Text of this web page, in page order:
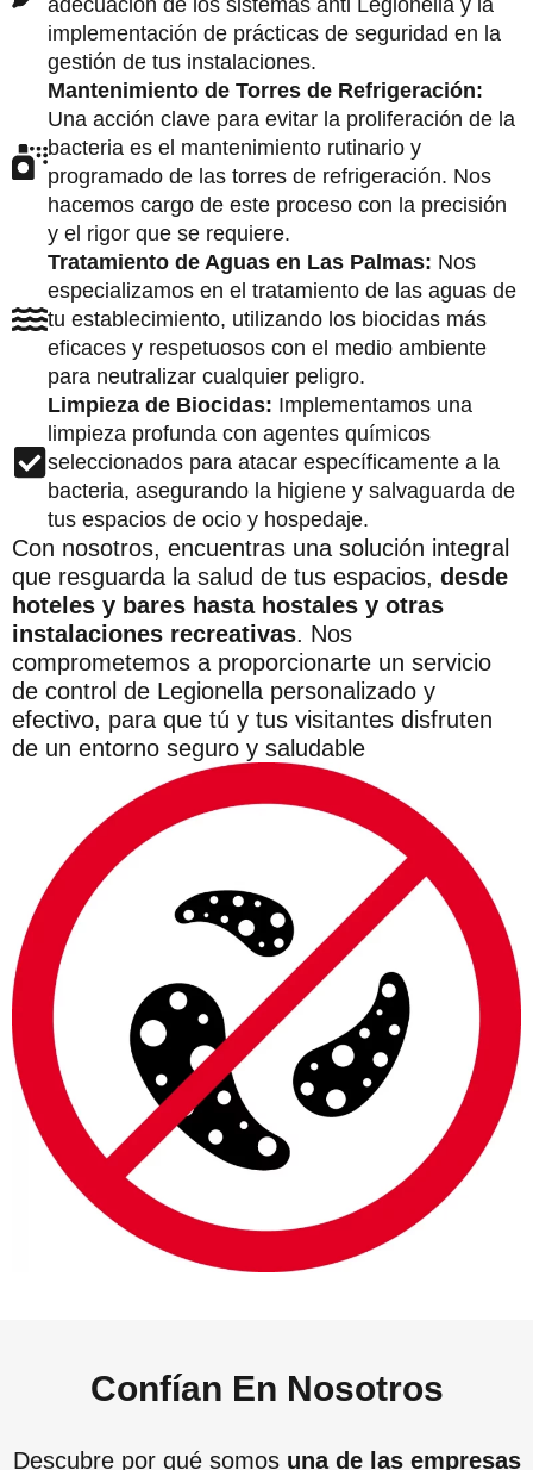
implementación de prácticas de seguridad en la
gestión de tus instalaciones.
Mantenimiento de Torres de Refrigeración:
Una acción clave para evitar la proliferación de la
bacteria es el mantenimiento rutinario y
programado de las torres de refrigeración. Nos
hacemos cargo de este proceso con la precisión
y el rigor que se requiere.
Tratamiento de Aguas en Las Palmas: Nos
especializamos en el tratamiento de las aguas de
tu establecimiento, utilizando los biocidas más
eficaces y respetuosos con el medio ambiente
para neutralizar cualquier peligro.
Limpieza de Biocidas: Implementamos una
limpieza profunda con agentes químicos
seleccionados para atacar específicamente a la
bacteria, asegurando la higiene y salvaguarda de
tus espacios de ocio y hospedaje.
Con nosotros, encuentras una solución integral
que resguarda la salud de tus espacios, desde
hoteles y bares hasta hostales y otras
instalaciones recreativas. Nos
comprometemos a proporcionarte un servicio
de control de Legionella personalizado y
efectivo, para que tú y tus visitantes disfruten
de un entorno seguro y saludable
Confían En Nosotros
Descubre por qué somos una de las empresas